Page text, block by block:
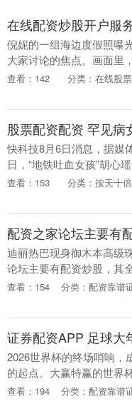
倪妮的一组海边度假照曝
大家讨论的焦点。画面里
比基尼站在沙滩上，身后
最让人挪不开眼的....
查看：142 分类：在线股
快科技8月6日消息，据媒
日，“地铁吐血女孩”胡心
金捐赠99999元善款的爱心
咽：“嫣然过....
查看：153 分类：按天十
迪丽热巴现身御木本高级
论坛主要有配资炒股，其
海外引发热潮。相关美图
功登上外网热搜，....
查看：154 分类：配资靠谱
2026世界杯的终场哨响，
的起点。大赢特赢的世界
迪达斯把刚刚捧杯的西班
查看：194 分类：配资靠谱